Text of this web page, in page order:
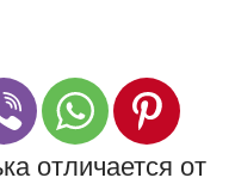
отличается от